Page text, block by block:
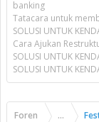
banking
Tatacara untuk
SOLUSI UNTUK
Cara Ajukan
SOLUSI UNTUK
SOLUSI UNTUK
Foren ...